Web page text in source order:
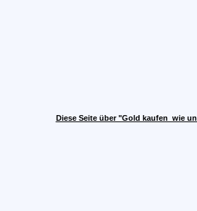
Diese Seite über "Gold kaufen  wie